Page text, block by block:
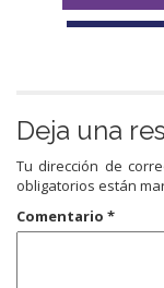
Deja una
Tu dirección de
obligatorios están
Comentario *